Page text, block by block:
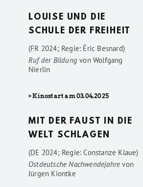
LOUISE UND DIE
SCHULE DER FREIHEIT
(FR 2024; Regie: Éric Besnard)
Ruf der Bildungvon Wolfgang
Nierlin
» Kinostart am 03.04.2025
MIT DER FAUST IN DIE
WELT SCHLAGEN
(DE 2024; Regie: Constanze Klaue)
Ostdeutsche Nachwendejahre von
Jürgen Kiontke